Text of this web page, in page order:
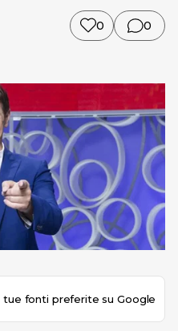
0 0
tue fonti preferite su Google